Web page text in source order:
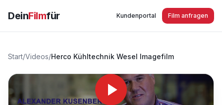
DeinFilmfür Kundenportal Film anfragen
Start/Videos/Herco Kühltechnik Wesel Imagefilm